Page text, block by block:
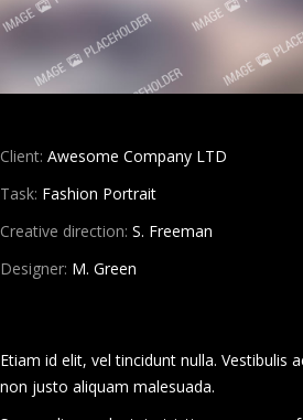
Client: Awesome Company LTD
Task: Fashion Portrait
Creative direction: S. Freeman
Designer: M. Green
Etiam id elit, vel tincidunt nulla. Vestibulis
non justo aliquam malesuada.